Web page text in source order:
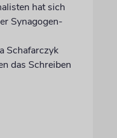
hat sich
Synagogen-
Schafarczyk
das Schreiben